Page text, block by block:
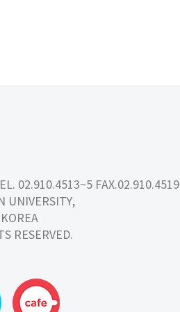
02.910.4513~5 FAX.02.910.4519
UNIVERSITY,
RESERVED.